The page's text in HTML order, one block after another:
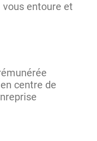
entoure et
centre de